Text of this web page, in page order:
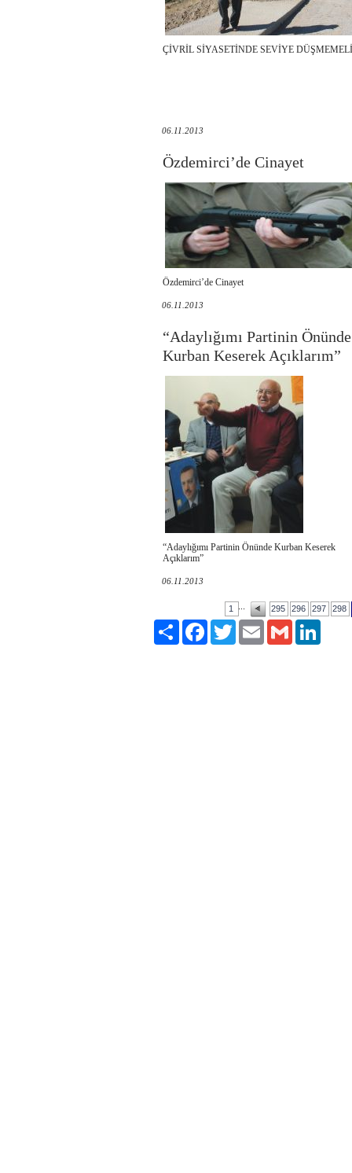
ÇİVRİL SİYASETİNDE SEVİYE DÜŞMEMELİ
06.11.2013
Özdemirci’de Cinayet
Özdemirci’de Cinayet
06.11.2013
“Adaylığımı Partinin Önünde
Kurban Keserek Açıklarım”
“Adaylığımı Partinin Önünde Kurban Keserek
Açıklarım”
06.11.2013
1 295 296 297 298
Paylaş FacebookTwitter Email Gmail